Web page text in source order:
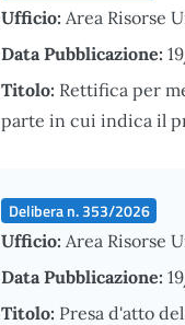
Ufficio: Area Risorse
Data Pubblicazione:
Titolo: Rettifica per
parte in cui indica il
Delibera n. 353/2026
Ufficio: Area Risorse
Data Pubblicazione:
Titolo: Presa d'atto